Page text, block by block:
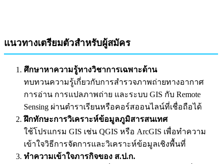
แนวทางเตรียมตัวสำหรับผู้สมัคร
ศึกษาหาความรู้ทางวิชาการเฉพาะด้าน
ทบทวนความรู้เกี่ยวกับการสำรวจภาพถ่ายทางอากาศ
การอ่าน การแปลภาพถ่าย และระบบ GIS กับ Remote
Sensing ผ่านตำราเรียนหรือคอร์สออนไลน์ที่เชื่อถือได้
ฝึกทักษะการวิเคราะห์ข้อมูลภูมิสารสนเทศ
ใช้โปรแกรม GIS เช่น QGIS หรือ ArcGIS เพื่อทำความ
เข้าใจวิธีการจัดการและวิเคราะห์ข้อมูลเชิงพื้นที่
ทำความเข้าใจภารกิจของ ส.ป.ก.